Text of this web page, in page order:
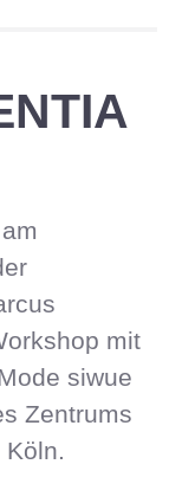
mit
siwue
Zentrums